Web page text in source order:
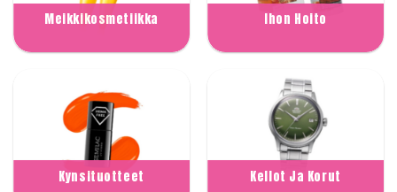
Meikkikosmetiikka Ihon Hoito
Kynsituotteet Kellot Ja Korut